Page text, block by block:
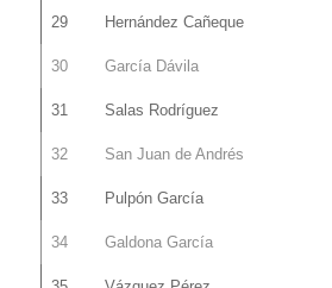
29 Hernández Cañeque
30 García Dávila
31 Salas Rodríguez
32 San Juan de Andrés
33 Pulpón García
34 Galdona García